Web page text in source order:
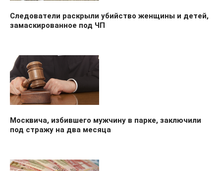
Следователи раскрыли убийство женщины и детей,
замаскированное под ЧП
Москвича, избившего мужчину в парке, заключили
под стражу на два месяца